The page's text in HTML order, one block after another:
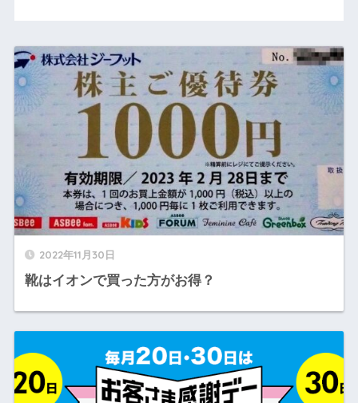
2022年11月30日
靴はイオンで買った方がお得？